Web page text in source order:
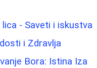
- Saveti i iskustva
i Zdravlja
Bora: Istina Iza